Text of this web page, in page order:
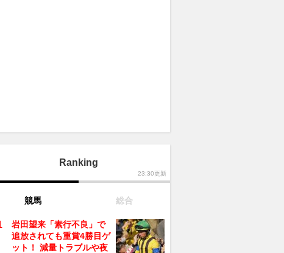
Ranking
23:30更新
競馬 総合
岩田望来「素行不良」で
追放されても重賞4勝目ゲ
ット！ 減量トラブルや夜